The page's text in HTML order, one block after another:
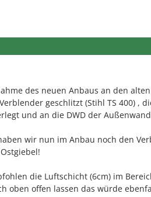
des neuen Anbaus an den
geschlitzt (Stihl TS 400) ,
und an die DWD der
wir nun im Anbau noch den
die Luftschicht (6cm) im
oben offen lassen das würde